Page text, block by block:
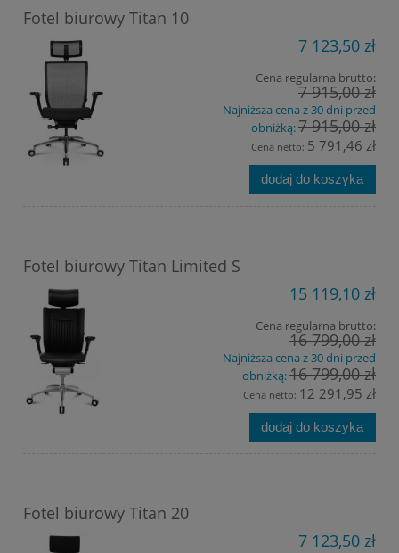
Fotel biurowy Titan 10
7 123,50 zł
Cena regularna brutto:
7 915,00 zł
Najniższa cena z 30 dni przed
obniżką:7 915,00 zł
Cena netto: 5 791,46 zł
dodaj do koszyka
Fotel biurowy Titan Limited S
15 119,10 zł
Cena regularna brutto:
16 799,00 zł
Najniższa cena z 30 dni przed
obniżką:16 799,00 zł
Cena netto: 12 291,95 zł
dodaj do koszyka
Fotel biurowy Titan 20
7 123,50 zł